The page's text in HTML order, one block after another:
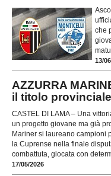
che
13/
AZZURRA
il titolo provinciale
CASTEL DI LAMA – Una
un progetto giovane ma già
Mariner si laureano campioni
la Cuprense nella finale
combattuta, giocata con
17/05/2026